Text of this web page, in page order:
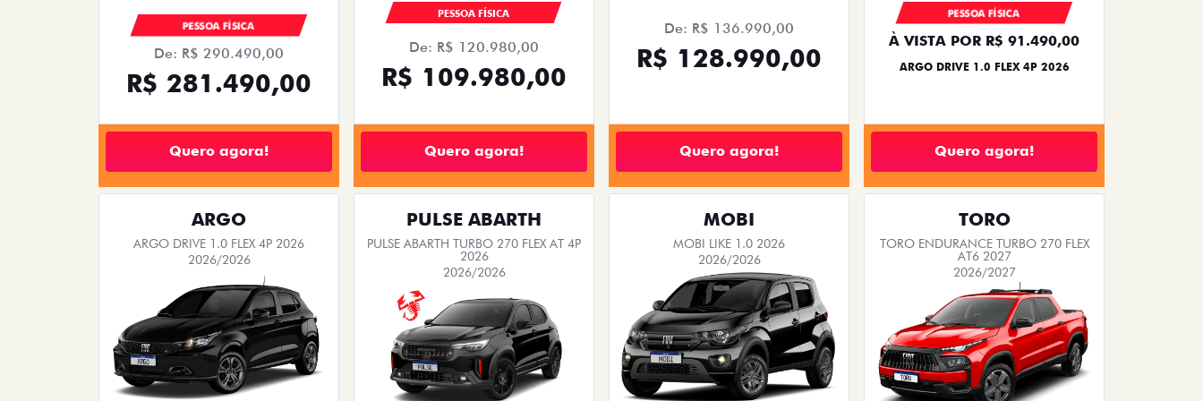
PESSOA FÍSICA
De: R$ 290.490,00
R$ 281.490,00
Quero agora!
PESSOA FÍSICA
De: R$ 120.980,00
R$ 109.980,00
Quero agora!
De: R$ 136.990,00
R$ 128.990,00
Quero agora!
PESSOA FÍSICA
À VISTA POR R$ 91.490,00
ARGO DRIVE 1.0 FLEX 4P 2026
Quero agora!
ARGO
ARGO DRIVE 1.0 FLEX 4P 2026
2026/2026
PULSE ABARTH
PULSE ABARTH TURBO 270 FLEX AT 4P
2026
2026/2026
MOBI
MOBI LIKE 1.0 2026
2026/2026
TORO
TORO ENDURANCE TURBO 270 FLEX
AT6 2027
2026/2027